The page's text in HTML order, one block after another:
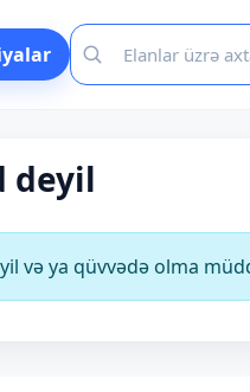
deyil
və ya qüvvədə olma